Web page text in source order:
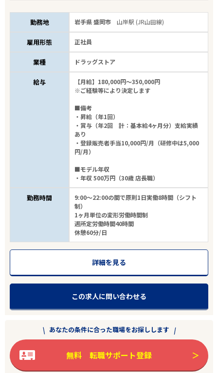
勤務地 岩手県 盛岡市山岸駅 (JR山田線)
雇用形態 正社員
業種 ドラッグストア
給与
【月給】180,000円～350,000円
※ご経験等により決定します
■備考
・昇給（年1回）
・賞与（年2回 計：基本給4ヶ月分）支給実績
あり
・登録販売者手当10,000円/月（研修中は5,000
円/月）
■モデル年収
・年収 500万円（30歳 店長職）
勤務時間
9:00～22:00の間で原則1日実働8時間（シフト
制）
1ヶ月単位の変形労働時間制
週所定労働時間40時間
休憩60分/日
詳細を見る
この求人に問い合わせる
あなたの条件に合った職場をお探しします
無料 転職サポート登録